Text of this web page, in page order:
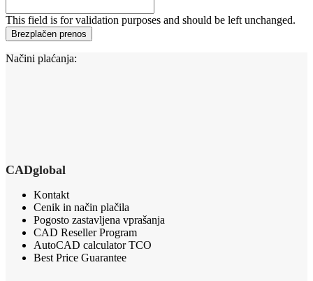
This field is for validation purposes and should be left unchanged.
Načini plaćanja:
CADglobal
Kontakt
Cenik in način plačila
Pogosto zastavljena vprašanja
CAD Reseller Program
AutoCAD calculator TCO
Best Price Guarantee